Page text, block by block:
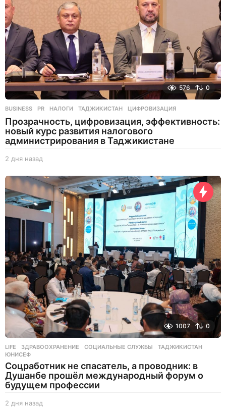
576 0
BUSINESS ,PR НАЛОГИ ,ТАДЖИКИСТАН ,ЦИФРОВИЗАЦИЯ
Прозрачность, цифровизация, эффективность:
новый курс развития налогового
администрирования в Таджикистане
2 дня назад
н
я
н
а
1007 0
LIFE ЗДРАВООХРАНЕНИЕ ,СОЦИАЛЬНЫЕ СЛУЖБЫ ,ТАДЖИКИСТАН
ЮНИСЕФ
Соцработник не спасатель, а проводник: в
Душанбе прошёл международный форум о
будущем профессии
2 дня назад